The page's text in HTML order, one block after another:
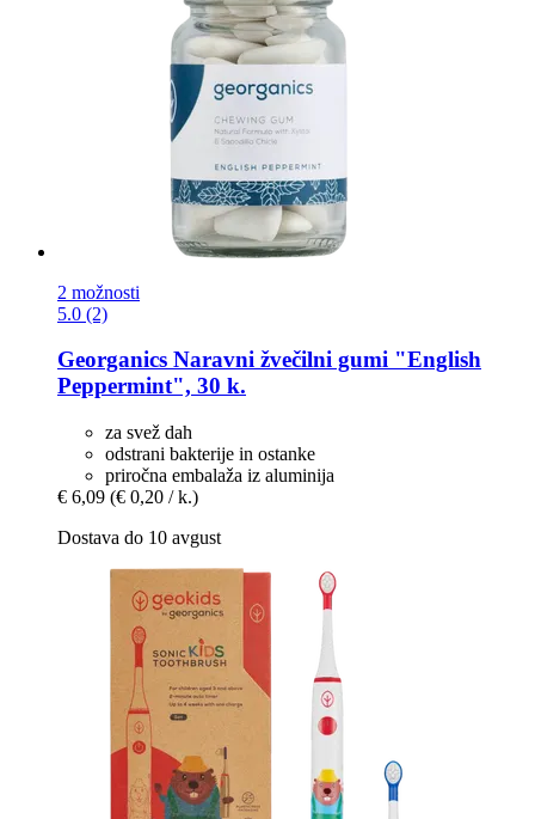
2 možnosti
5.0 (2)
Georganics Naravni žvečilni gumi "English
Peppermint", 30 k.
za svež dah
odstrani bakterije in ostanke
priročna embalaža iz aluminija
€ 6,09 (€ 0,20 / k.)
Dostava do 10 avgust